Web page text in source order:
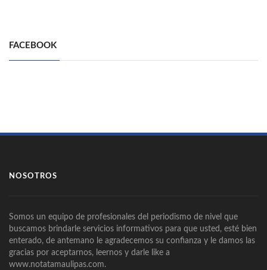
FACEBOOK
NOSOTROS
Somos un equipo de profesionales del periodismo de nivel que
buscamos brindarle servicios informativos para que usted, esté bien
enterado, de antemano le agradecemos su confianza y le damos las
gracias por aceptarnos, leernos y darle like a
www.notatamaulipas.com.